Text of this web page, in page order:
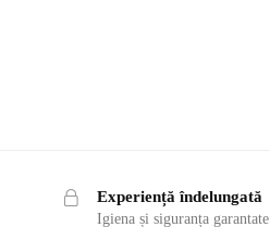
Experiență îndelungată
Igiena și siguranța garantate